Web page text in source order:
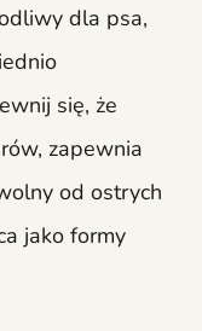
dla psa,
się, że
zapewnia
od ostrych
jako formy